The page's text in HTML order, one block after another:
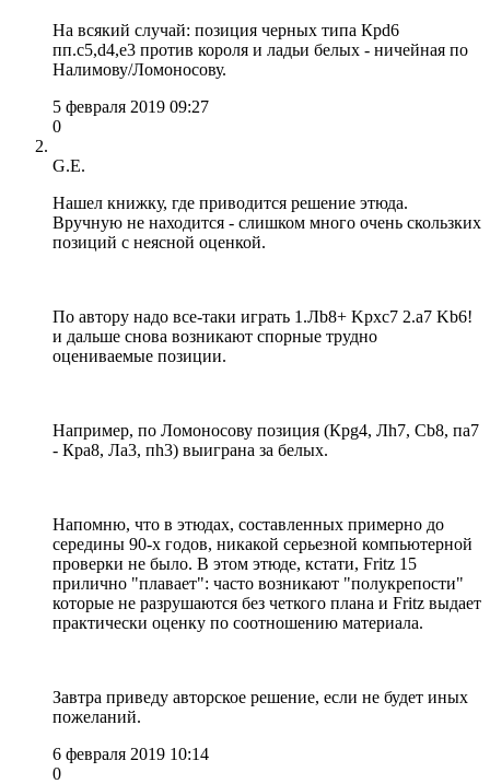
На всякий случай: позиция черных типа Крd6
пп.c5,d4,e3 против короля и ладьи белых - ничейная по
Налимову/Ломоносову.
5 февраля 2019 09:27
0
G.E.
Нашел книжку, где приводится решение этюда.
Вручную не находится - слишком много очень скользких
позиций с неясной оценкой.
По автору надо все-таки играть 1.Лb8+ Kpxc7 2.a7 Kb6!
и дальше снова возникают спорные трудно
оцениваемые позиции.
Например, по Ломоносову позиция (Крg4, Лh7, Сb8, пa7
- Кра8, Ла3, пh3) выиграна за белых.
Напомню, что в этюдах, составленных примерно до
середины 90-х годов, никакой серьезной компьютерной
проверки не было. В этом этюде, кстати, Fritz 15
прилично "плавает": часто возникают "полукрепости"
которые не разрушаются без четкого плана и Fritz выдает
практически оценку по соотношению материала.
Завтра приведу авторское решение, если не будет иных
пожеланий.
6 февраля 2019 10:14
0